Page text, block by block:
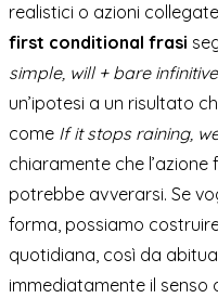
realistici o azioni
first conditional frasi
simple, will + bare infinitive
un’ipotesi a un risultato
come If it stops raining,
chiaramente che
potrebbe avverarsi. Se
forma, possiamo
quotidiana, così da
immediatamente il senso